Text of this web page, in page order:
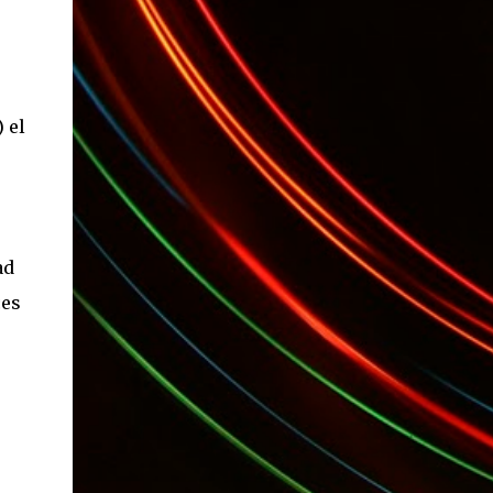
el
(*): Gentileza del Sr. Angel Traversi de AMT
Desarrollos * 7 Invitaciones para Google
Wave , si bien ya son muchas las que estan
dando vueltas, nunca estan de mas. (*)
Sobre Subtes y Algo Mas : La forma más
fácil de conocer el Subte de la Ciudad de
Buenos Aires Sabias que en el Subte de
Buenos Aires hay murales de artistas de
renombre internacional? Necesitas dinero ?
Sabes cuáles estaciones tienen cajeros
automáticos? Necesitas conocer las
estaciones que disponen de ascensores o
escaleras mecánicas? Y los horarios de los
trenes ? Cada línea tiene los suyos… podes
saber cuándo abre y a qué hora cierra cada